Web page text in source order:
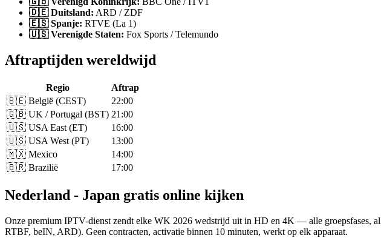
🇩🇪 Duitsland: ARD / ZDF
🇪🇸 Spanje: RTVE (La 1)
🇺🇸 Verenigde Staten: Fox Sports / Telemundo
Aftraptijden wereldwijd
Regio
Aftrap
🇧🇪 België (CEST)
22:00
🇬🇧 UK / Portugal (BST) 21:00
🇺🇸 USA East (ET)
16:00
🇺🇸 USA West (PT)
13:00
🇲🇽 Mexico
14:00
🇧🇷 Brazilië
17:00
Nederland - Japan gratis online kijken
Onze premium IPTV-dienst zendt elke WK 2026 wedstrijd uit in HD en 4K — alle groepsfases,
RTBF, beIN, ARD). Geen contracten, activatie binnen 10 minuten, werkt op elk apparaat.